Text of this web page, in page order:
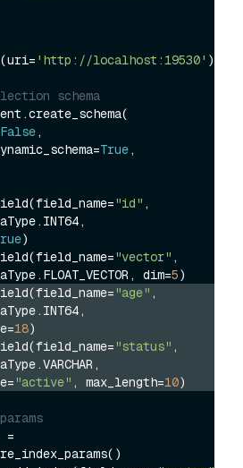
'http://localhost:19530' )
schema
False,
True,
"id" ,
)
"vector" ,
dim=5
"age" ,
18)
"status" ,
"active" , max_length=10)
=